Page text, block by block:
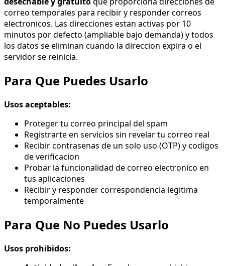
correo temporales para recibir y responder correos
electronicos. Las direcciones estan activas por 10
minutos por defecto (ampliable bajo demanda) y todos
los datos se eliminan cuando la direccion expira o el
servidor se reinicia.
Para Que Puedes Usarlo
Usos aceptables:
Proteger tu correo principal del spam
Registrarte en servicios sin revelar tu correo real
Recibir contrasenas de un solo uso (OTP) y codigos
de verificacion
Probar la funcionalidad de correo electronico en
tus aplicaciones
Recibir y responder correspondencia legitima
temporalmente
Para Que No Puedes Usarlo
Usos prohibidos: